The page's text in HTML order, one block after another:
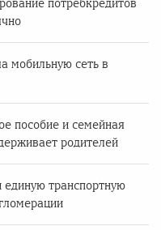
потребкредитов
мобильную сеть в
пособие и семейная
родителей
единую транспортную